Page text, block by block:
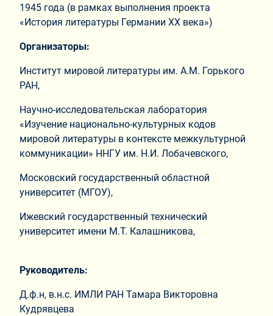
1945 года (в рамках выполнения проекта
«История литературы Германии ХХ века»)
Организаторы:
Институт мировой литературы им. А.М. Горького
РАН,
Научно-исследовательская лаборатория
«Изучение национально-культурных кодов
мировой литературы в контексте межкультурной
коммуникации» ННГУ им. Н.И. Лобачевского,
Московский государственный областной
университет (МГОУ),
Ижевский государственный технический
университет имени М.Т. Калашникова,
Руководитель:
Д.ф.н, в.н.с. ИМЛИ РАН Тамара Викторовна
Кудрявцева